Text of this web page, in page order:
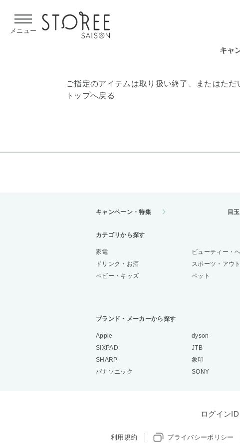
メニュー
キャ
ご指定のアイテムは取り扱い終了、またはただ
トップへ戻る
キャンペーン・特集 目
カテゴリから探す
家電 ビューティー・
ドリンク・お酒
スポーツ・アウ
ベビー・キッズ
ペット
ブランド・メーカーから探す
Apple dyson
SIXPAD
JTB
SHARP
象印
パナソニック
SONY
ログイン
利用規約 プライバシーポリシー